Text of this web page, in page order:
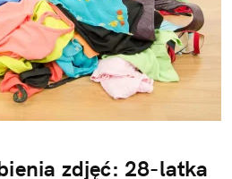
zdjęć: 28-latka